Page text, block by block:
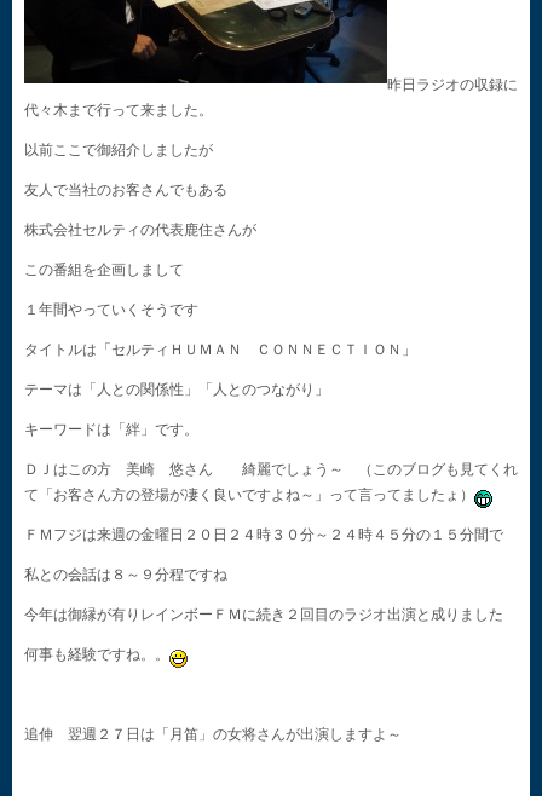
昨日ラジオの収録に
代々木まで行って来ました。
以前ここで御紹介しましたが
友人で当社のお客さんでもある
株式会社セルティの代表鹿住さんが
この番組を企画しまして
１年間やっていくそうです
タイトルは「セルティＨＵＭＡＮ ＣＯＮＮＥＣＴＩＯＮ」
テーマは「人との関係性」「人とのつながり」
キーワードは「絆」です。
ＤＪはこの方 美崎 悠さん 綺麗でしょう～ （このブログも見てくれ
て「お客さん方の登場が凄く良いですよね～」って言ってましたょ）
ＦＭフジは来週の金曜日２０日２４時３０分～２４時４５分の１５分間で
私との会話は８～９分程ですね
今年は御縁が有りレインボーＦＭに続き２回目のラジオ出演と成りました
何事も経験ですね。。
追伸 翌週２７日は「月笛」の女将さんが出演しますよ～